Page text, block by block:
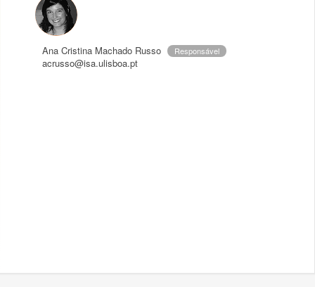
Ana Cristina Machado Russo Responsável
acrusso@isa.ulisboa.pt